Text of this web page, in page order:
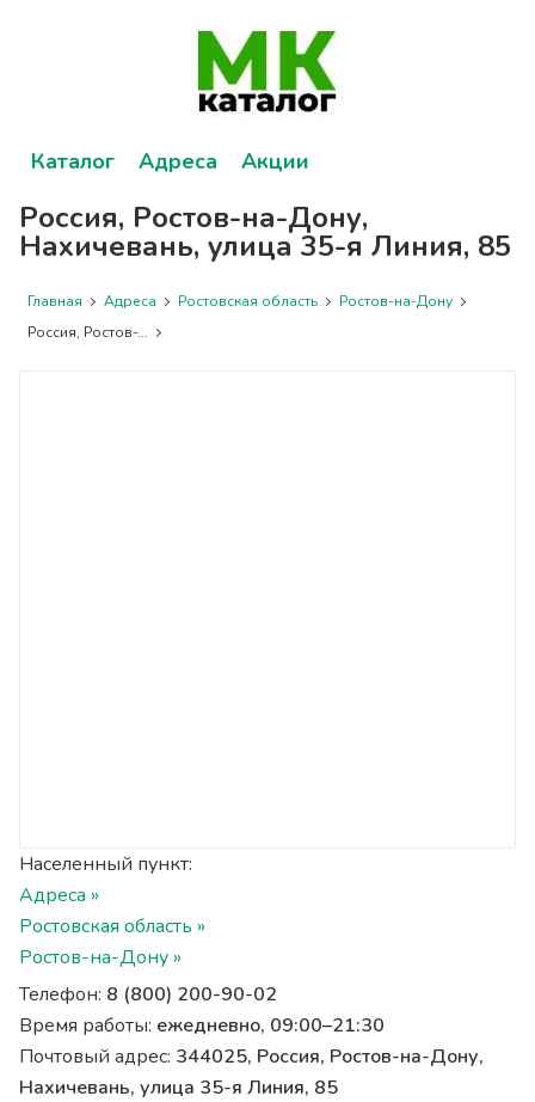
Каталог Адреса Акции
Россия, Ростов-на-Дону,
Нахичевань, улица 35-я Линия, 85
Главная Адреса Ростовская область
Ростов-на-Дону
Россия, Ростов-...
Населенный пункт:
Адреса »
Ростовская область »
Ростов-на-Дону »
Телефон: 8 (800) 200-90-02
Время работы: ежедневно, 09:00–21:30
Почтовый адрес: 344025, Россия, Ростов-на-Дону,
Нахичевань, улица 35-я Линия, 85